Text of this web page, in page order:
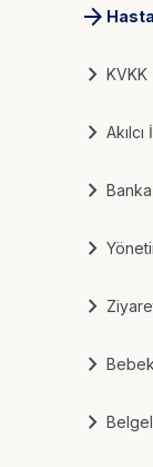
arrow_forward
chevron_right KVKK
chevron_right
chevron_right
chevron_right
chevron_right
chevron_right
chevron_right